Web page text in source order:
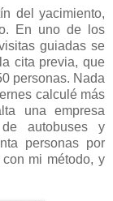
del yacimiento,
En uno de los
guiadas se
cita previa, que
personas. Nada
calculé más
una empresa
autobuses y
personas por
mi método, y